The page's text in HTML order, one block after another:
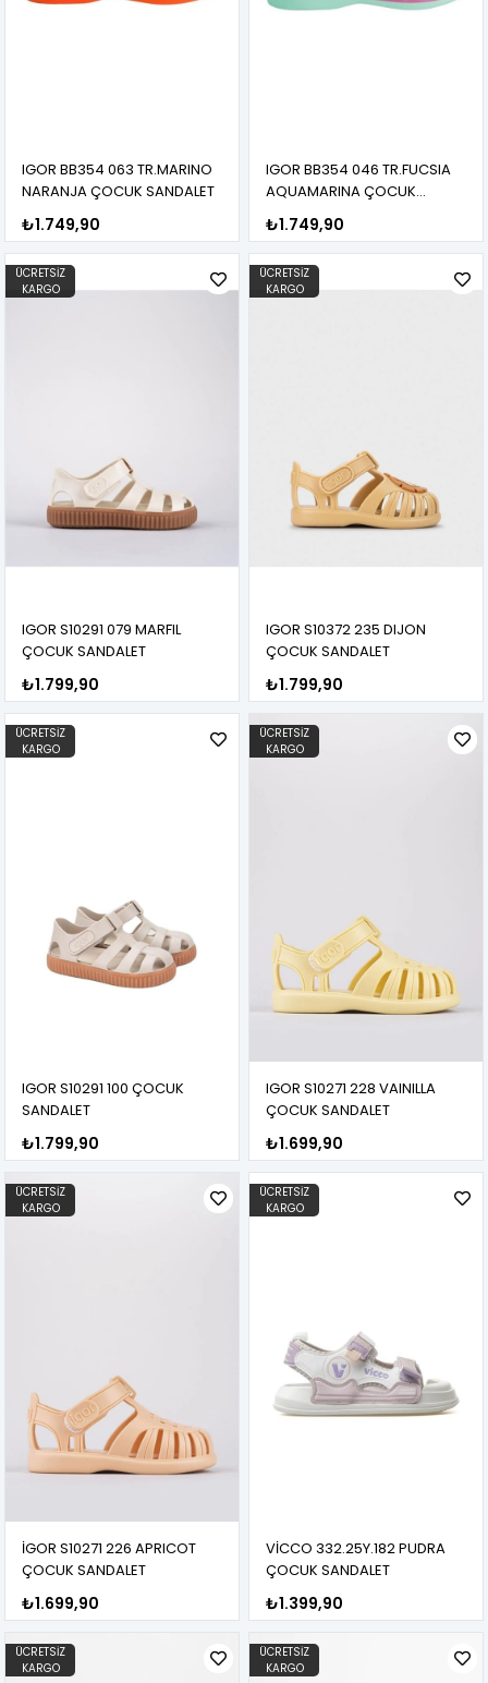
IGOR BB354 063 TR.MARINO
NARANJA ÇOCUK SANDALET
₺1.749,90
IGOR BB354 046 TR.FUCSIA
AQUAMARINA ÇOCUK
SANDALET
₺1.749,90
IGOR S10291 079 MARFIL
ÇOCUK SANDALET
₺1.799,90
ÜCRETSIZ
KARGO
IGOR S10372 235 DIJON
ÇOCUK SANDALET
₺1.799,90
ÜCRETSIZ
KARGO
IGOR S10291 100 ÇOCUK
SANDALET
₺1.799,90
ÜCRETSIZ
KARGO
IGOR S10271 228 VAINILLA
ÇOCUK SANDALET
₺1.699,90
ÜCRETSIZ
KARGO
İGOR S10271 226 APRICOT
ÇOCUK SANDALET
₺1.699,90
ÜCRETSIZ
KARGO
VİCCO 332.25Y.182 PUDRA
ÇOCUK SANDALET
₺1.399,90
ÜCRETSIZ
KARGO
ÜCRETSIZ
KARGO
ÜCRETSIZ
KARGO